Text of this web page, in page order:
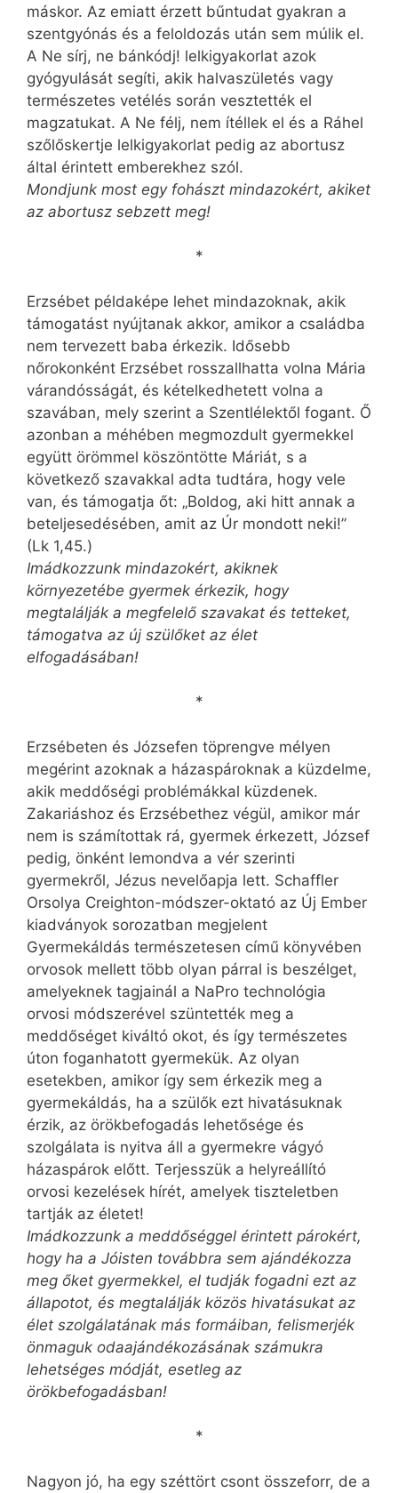
máskor. Az emiatt érzett bűntudat gyakran a
szentgyónás és a feloldozás után sem múlik el.
A Ne sírj, ne bánkódj! lelkigyakorlat azok
gyógyulását segíti, akik halvaszületés vagy
természetes vetélés során vesztették el
magzatukat. A Ne félj, nem ítéllek el és a Ráhel
szőlőskertje lelkigyakorlat pedig az abortusz
által érintett emberekhez szól.
Mondjunk most egy fohászt mindazokért, akiket
az abortusz sebzett meg!
*
Erzsébet példaképe lehet mindazoknak, akik
támogatást nyújtanak akkor, amikor a családba
nem tervezett baba érkezik. Idősebb
nőrokonként Erzsébet rosszallhatta volna Mária
várandósságát, és kételkedhetett volna a
szavában, mely szerint a Szentlélektől fogant. Ő
azonban a méhében megmozdult gyermekkel
együtt örömmel köszöntötte Máriát, s a
következő szavakkal adta tudtára, hogy vele
van, és támogatja őt: „Boldog, aki hitt annak a
beteljesedésében, amit az Úr mondott neki!”
(Lk 1,45.)
Imádkozzunk mindazokért, akiknek
környezetébe gyermek érkezik, hogy
megtalálják a megfelelő szavakat és tetteket,
támogatva az új szülőket az élet
elfogadásában!
*
Erzsébeten és Józsefen töprengve mélyen
megérint azoknak a házaspároknak a küzdelme,
akik meddőségi problémákkal küzdenek.
Zakariáshoz és Erzsébethez végül, amikor már
nem is számítottak rá, gyermek érkezett, József
pedig, önként lemondva a vér szerinti
gyermekről, Jézus nevelőapja lett. Schaffler
Orsolya Creighton-módszer-oktató az Új Ember
kiadványok sorozatban megjelent
Gyermekáldás természetesen című könyvében
orvosok mellett több olyan párral is beszélget,
amelyeknek tagjainál a NaPro technológia
orvosi módszerével szüntették meg a
meddőséget kiváltó okot, és így természetes
úton foganhatott gyermekük. Az olyan
esetekben, amikor így sem érkezik meg a
gyermekáldás, ha a szülők ezt hivatásuknak
érzik, az örökbefogadás lehetősége és
szolgálata is nyitva áll a gyermekre vágyó
házaspárok előtt. Terjesszük a helyreállító
orvosi kezelések hírét, amelyek tiszteletben
tartják az életet!
Imádkozzunk a meddőséggel érintett párokért,
hogy ha a Jóisten továbbra sem ajándékozza
meg őket gyermekkel, el tudják fogadni ezt az
állapotot, és megtalálják közös hivatásukat az
élet szolgálatának más formáiban, felismerjék
önmaguk odaajándékozásának számukra
lehetséges módját, esetleg az
örökbefogadásban!
*
Nagyon jó, ha egy széttört csont összeforr, de a